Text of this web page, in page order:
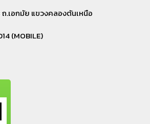
.เอกมัย แขวงคลองตันเหนือ
(MOBILE)